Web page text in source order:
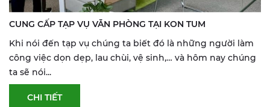
CUNG CẤP TẠP VỤ VĂN PHÒNG TẠI KON TUM
Khi nói đến tạp vụ chúng ta biết đó là những người làm
công việc dọn dẹp, lau chùi, vệ sinh,… và hôm nay chúng
ta sẽ nói...
CHI TIẾT